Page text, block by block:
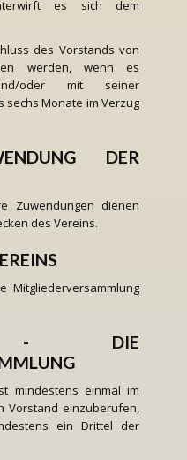
es sich dem
des Vorstands von
werden, wenn es
oder mit seiner
sechs Monate im Verzug
DER
Zuwendungen dienen
des Vereins.
Mitgliederversammlung
DIE
mindestens einmal im
Vorstand einzuberufen,
ein Drittel der